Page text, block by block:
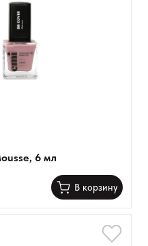
6 мл
В корзину